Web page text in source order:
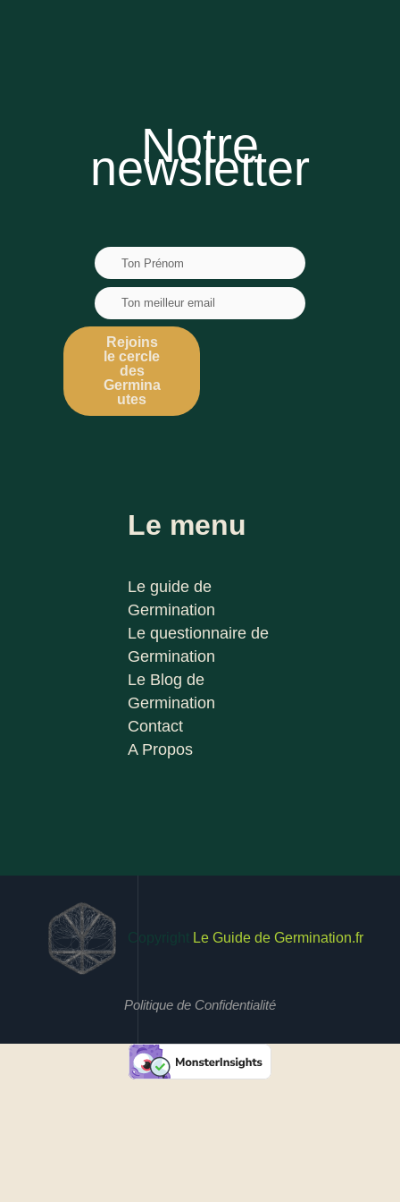
Notre
newsletter
Rejoins
le cercle
des
Germina
utes
Le menu
Le guide de
Germination
Le questionnaire de
Germination
Le Blog de
Germination
Contact
A Propos
Copyright Le Guide de Germination.fr
Politique de Confidentialité